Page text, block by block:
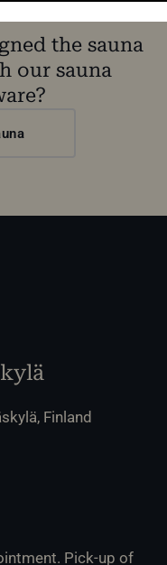
the sauna
our sauna
Finland
Pick-up of